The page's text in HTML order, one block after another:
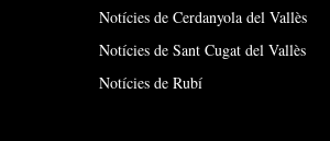
Notícies de Cerdanyola del Vallès
Notícies de Sant Cugat del Vallès
Notícies de Rubí